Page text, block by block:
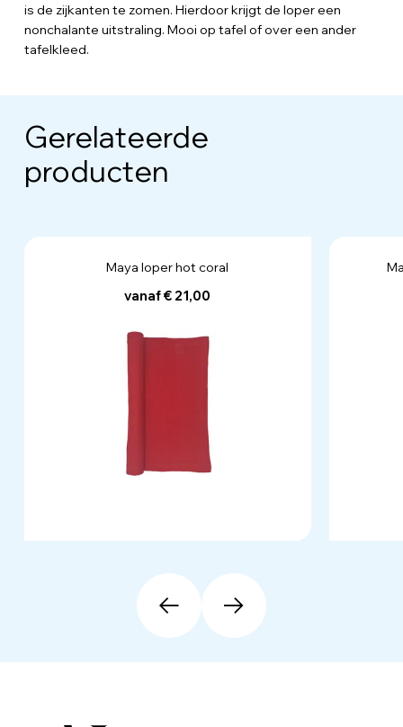
is de zijkanten te zomen. Hierdoor krijgt de loper een
nonchalante uitstraling. Mooi op tafel of over een ander
tafelkleed.
Gerelateerde
producten
Maya loper hot coral
vanaf € 21,00